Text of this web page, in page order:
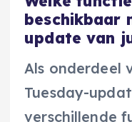
beschikbaar
update van
Als onderdeel
Tuesday-
verschillende